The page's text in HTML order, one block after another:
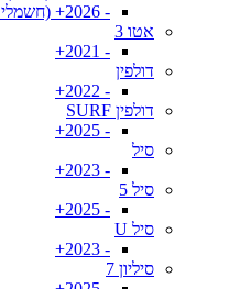
- 2026+ (חשמלית)
אטו 3
- 2021+
דולפין
- 2022+
דולפין SURF
- 2025+
סיל
- 2023+
סיל 5
- 2025+
סיל U
- 2023+
סיליון 7